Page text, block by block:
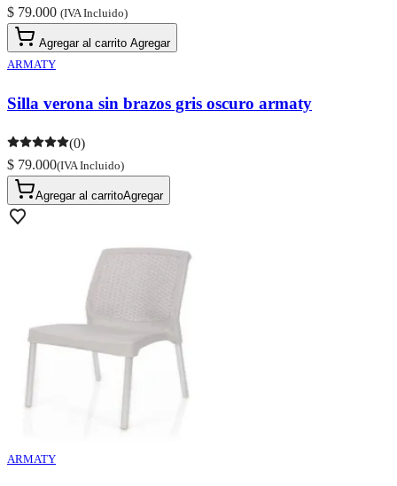
$ 79.000 (IVA Incluido)
Agregar al carrito Agregar
ARMATY
Silla verona sin brazos gris oscuro armaty
(0)
$ 79.000(IVA Incluido)
Agregar al carritoAgregar
ARMATY